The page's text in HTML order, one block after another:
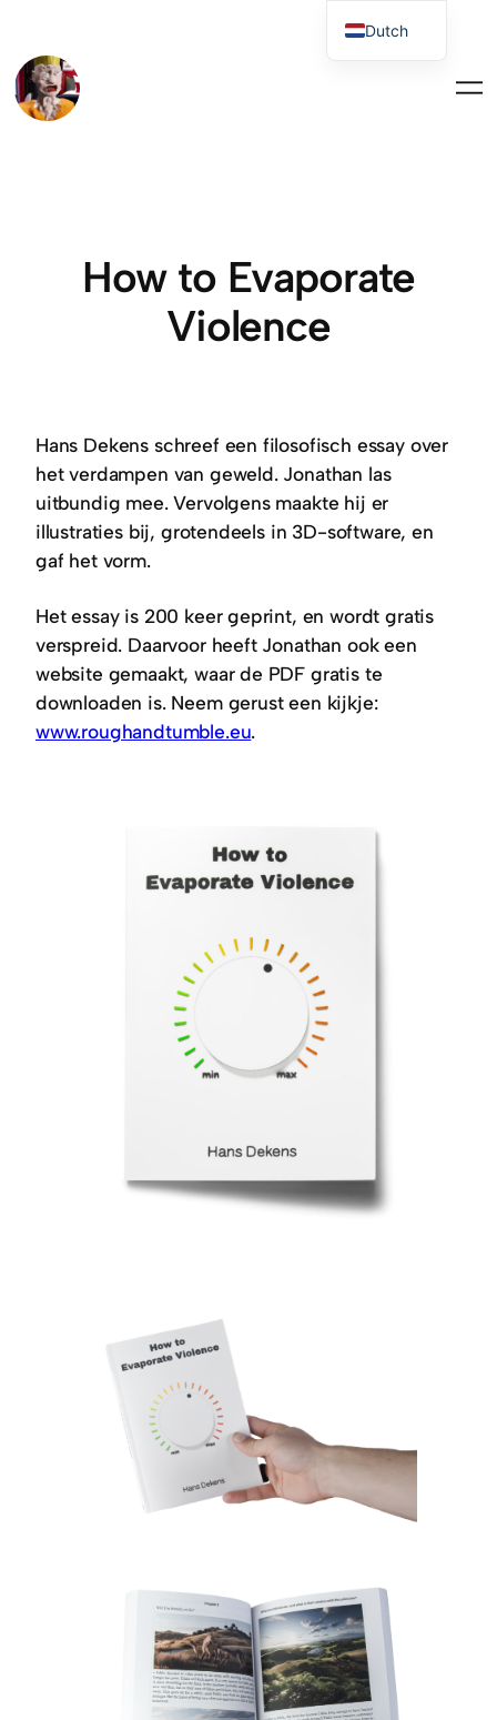
How to Evaporate
Violence
Hans Dekens schreef een filosofisch essay over
het verdampen van geweld. Jonathan las
uitbundig mee. Vervolgens maakte hij er
illustraties bij, grotendeels in 3D-software, en
gaf het vorm.
Het essay is 200 keer geprint, en wordt gratis
verspreid. Daarvoor heeft Jonathan ook een
website gemaakt, waar de PDF gratis te
downloaden is. Neem gerust een kijkje:
www.roughandtumble.eu.
Dutch